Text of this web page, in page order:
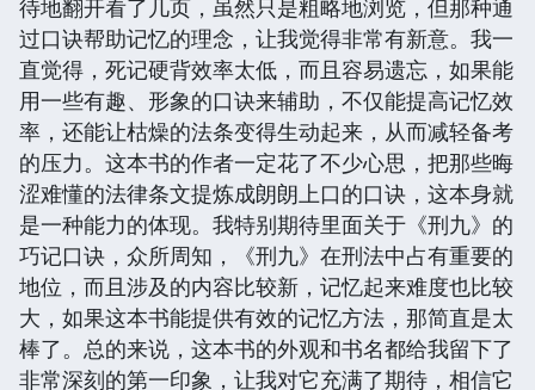
待地翻开看了几页，虽然只是粗略地浏览，但那种通
过口诀帮助记忆的理念，让我觉得非常有新意。我一
直觉得，死记硬背效率太低，而且容易遗忘，如果能
用一些有趣、形象的口诀来辅助，不仅能提高记忆效
率，还能让枯燥的法条变得生动起来，从而减轻备考
的压力。这本书的作者一定花了不少心思，把那些晦
涩难懂的法律条文提炼成朗朗上口的口诀，这本身就
是一种能力的体现。我特别期待里面关于《刑九》的
巧记口诀，众所周知，《刑九》在刑法中占有重要的
地位，而且涉及的内容比较新，记忆起来难度也比较
大，如果这本书能提供有效的记忆方法，那简直是太
棒了。总的来说，这本书的外观和书名都给我留下了
非常深刻的第一印象，让我对它充满了期待，相信它